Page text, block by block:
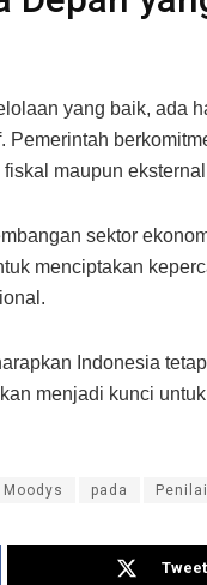
yang baik, ada
Pemerintah
maupun
sektor
menciptakan
Indonesia
menjadi kunci
Moodys pada
Tweet